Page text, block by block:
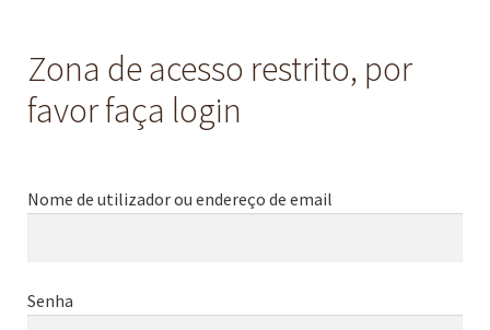
Zona de acesso restrito, por
favor faça login
Nome de utilizador ou endereço de email
Senha